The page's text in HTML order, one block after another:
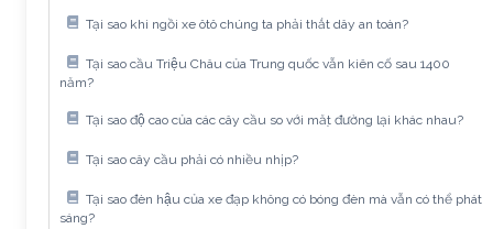
Tại sao khi ngồi xe ôtô chúng ta phải thắt dây an toàn?
Tại sao cầu Triệu Châu của Trung quốc vẫn kiên cố sau 1400
năm?
Tại sao độ cao của các cây cầu so với mặt đường lại khác nhau?
Tại sao cây cầu phải có nhiều nhịp?
Tại sao đèn hậu của xe đạp không có bóng đèn mà vẫn có thể phát
sáng?